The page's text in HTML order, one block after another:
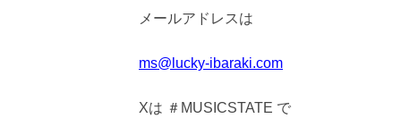
メールアドレスは
ms@lucky-ibaraki.com
Xは ＃MUSICSTATE で